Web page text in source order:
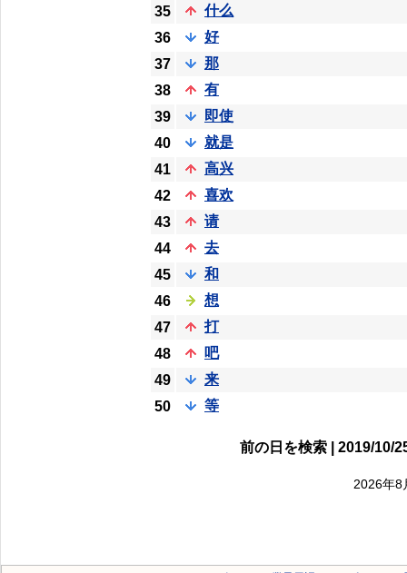
35
什么
36
好
37
那
38
有
39
即使
40
就是
41
高兴
42
喜欢
43
请
44
去
45
和
46
想
47
打
48
吧
49
来
50
等
前の日を検索 | 2019/10/
2026年8